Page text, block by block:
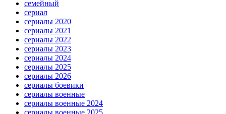
семейный
сериал
сериалы 2020
сериалы 2021
сериалы 2022
сериалы 2023
сериалы 2024
сериалы 2025
сериалы 2026
сериалы боевики
сериалы военные
сериалы военные 2024